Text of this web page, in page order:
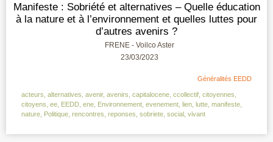
Manifeste : Sobriété et alternatives – Quelle éducation
à la nature et à l’environnement et quelles luttes pour
d’autres avenirs ?
FRENE - Voilco Aster
23/03/2023
Généralités EEDD
acteurs alternatives avenir, avenirs capitalocene ccollectif citoyennes
citoyens ee EEDD ene Environnement evenement lien lutte manifeste
nature Politique rencontres reponses sobriete social vivant